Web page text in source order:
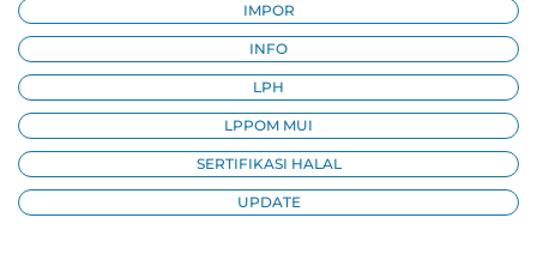
IMPOR
INFO
LPH
LPPOM MUI
SERTIFIKASI HALAL
UPDATE